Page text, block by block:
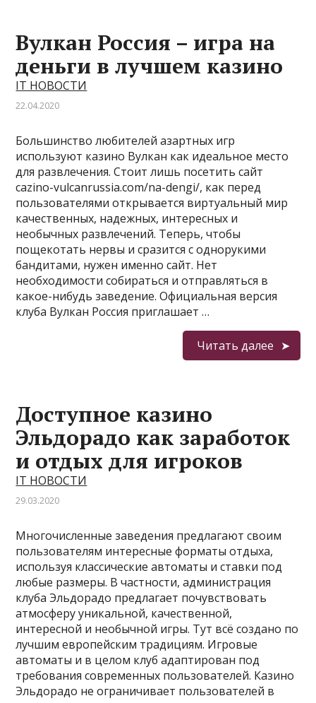
Вулкан Россия – игра на
деньги в лучшем казино
IT НОВОСТИ
22.04.2020
Большинство любителей азартных игр
используют казино Вулкан как идеальное место
для развлечения. Стоит лишь посетить сайт
cazino-vulcanrussia.com/na-dengi/, как перед
пользователями открывается виртуальный мир
качественных, надежных, интересных и
необычных развлечений. Теперь, чтобы
пощекотать нервы и сразится с однорукими
бандитами, нужен именно сайт. Нет
необходимости собираться и отправляться в
какое-нибудь заведение. Официальная версия
клуба Вулкан Россия приглашает …
Читать далее
Доступное казино
Эльдорадо как заработок
и отдых для игроков
IT НОВОСТИ
29.03.2020
Многочисленные заведения предлагают своим
пользователям интересные форматы отдыха,
используя классические автоматы и ставки под
любые размеры. В частности, администрация
клуба Эльдорадо предлагает почувствовать
атмосферу уникальной, качественной,
интересной и необычной игры. Тут всё создано по
лучшим европейским традициям. Игровые
автоматы и в целом клуб адаптирован под
требования современных пользователей. Казино
Эльдорадо не ограничивает пользователей в